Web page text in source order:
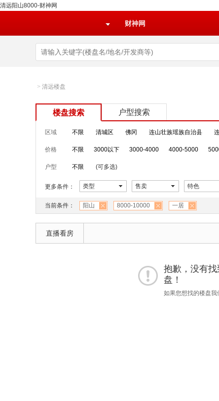
清远阳山8000-财神网
财神网
> 清远楼盘
楼盘搜索 户型搜索
区域 不限 清城区 佛冈 连山壮族瑶族自治县
价格 不限 3000以下 3000-4000 4000-5000
户型 不限 (可多选)
更多条件： 类型 售卖 特色
当前条件： 阳山 8000-10000 一居
直播看房
抱歉，没有
盘！
如果您想找的楼盘我